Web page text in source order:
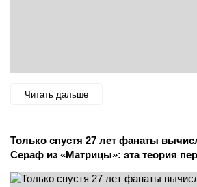
Читать дальше
Только спустя 27 лет фанаты
Сераф из «Матрицы»: эта теория